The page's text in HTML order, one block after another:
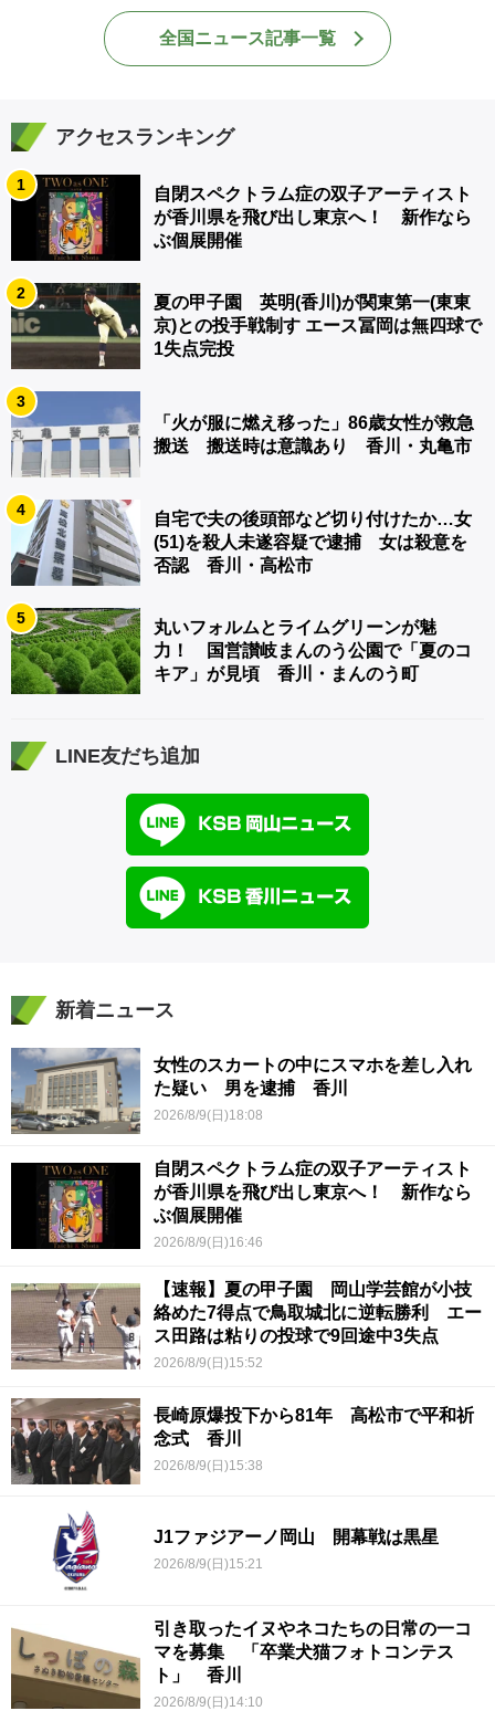
全国ニュース記事一覧
アクセスランキング
1
自閉スペクトラム症の双子アーティスト
が香川県を飛び出し東京へ！ 新作なら
ぶ個展開催
2
夏の甲子園 英明(香川)が関東第一(東東
京)との投手戦制す エース冨岡は無四球で
1失点完投
3
「火が服に燃え移った」86歳女性が救急
搬送 搬送時は意識あり 香川・丸亀市
4
自宅で夫の後頭部など切り付けたか…女
(51)を殺人未遂容疑で逮捕 女は殺意を
否認 香川・高松市
5
丸いフォルムとライムグリーンが魅
力！ 国営讃岐まんのう公園で「夏のコ
キア」が見頃 香川・まんのう町
LINE友だち追加
新着ニュース
女性のスカートの中にスマホを差し入れ
た疑い 男を逮捕 香川
2026/8/9(日)18:08
自閉スペクトラム症の双子アーティスト
が香川県を飛び出し東京へ！ 新作なら
ぶ個展開催
2026/8/9(日)16:46
【速報】夏の甲子園 岡山学芸館が小技
絡めた7得点で鳥取城北に逆転勝利 エー
ス田路は粘りの投球で9回途中3失点
2026/8/9(日)15:52
長崎原爆投下から81年 高松市で平和祈
念式 香川
2026/8/9(日)15:38
J1ファジアーノ岡山 開幕戦は黒星
2026/8/9(日)15:21
引き取ったイヌやネコたちの日常の一コ
マを募集 「卒業犬猫フォトコンテス
ト」 香川
2026/8/9(日)14:10